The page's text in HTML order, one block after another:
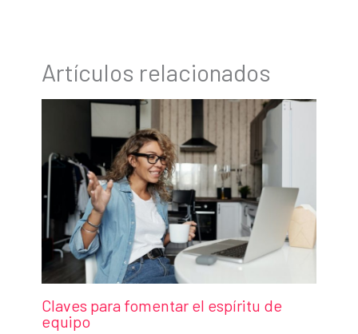
Artículos relacionados
Claves para fomentar el espíritu de
equipo